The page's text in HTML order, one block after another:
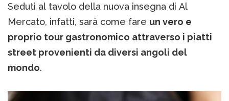
Seduti al tavolo della nuova insegna di Al
Mercato, infatti, sarà come fare un vero e
proprio tour gastronomico attraverso i piatti
street provenienti da diversi angoli del
mondo.